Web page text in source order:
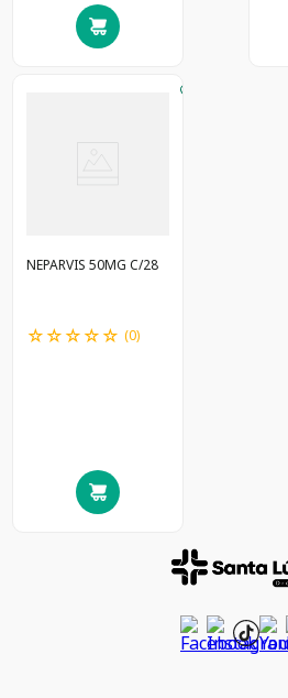
NEPARVIS 50MG C/28
☆☆☆☆☆ (0)